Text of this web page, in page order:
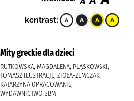
kontrast:
Mity greckie dla dzieci
RUTKOWSKA, MAGDALENA, PLĄSKOWSKI,
TOMASZ ILUSTRACJE, ZIOŁA-ZEMCZAK,
KATARZYNA OPRACOWANIE,
WYDAWNICTWO SBM